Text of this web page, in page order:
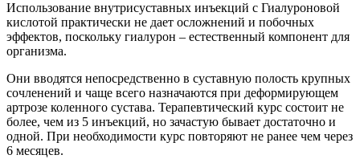
Использование внутрисуставных инъекций с Гиалуроновой
кислотой практически не дает осложнений и побочных
эффектов, поскольку гиалурон – естественный компонент для
организма.
Они вводятся непосредственно в суставную полость крупных
сочленений и чаще всего назначаются при деформирующем
артрозе коленного сустава. Терапевтический курс состоит не
более, чем из 5 инъекций, но зачастую бывает достаточно и
одной. При необходимости курс повторяют не ранее чем через
6 месяцев.